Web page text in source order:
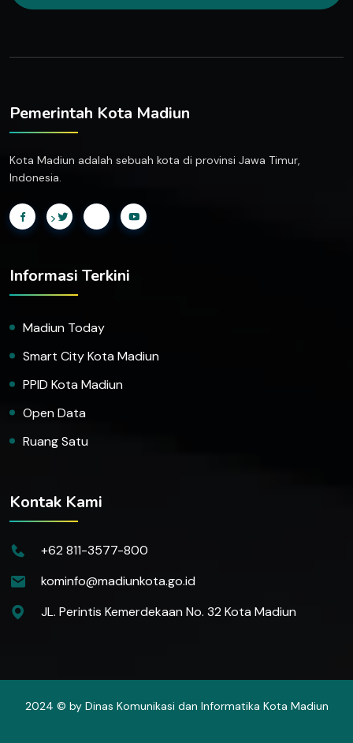
Pemerintah Kota Madiun
Kota Madiun adalah sebuah kota di provinsi Jawa Timur,
Indonesia.
>
Informasi Terkini
Madiun Today
Smart City Kota Madiun
PPID Kota Madiun
Open Data
Ruang Satu
Kontak Kami
+62 811-3577-800
kominfo@madiunkota.go.id
JL. Perintis Kemerdekaan No. 32 Kota Madiun
2024 © by Dinas Komunikasi dan Informatika Kota Madiun